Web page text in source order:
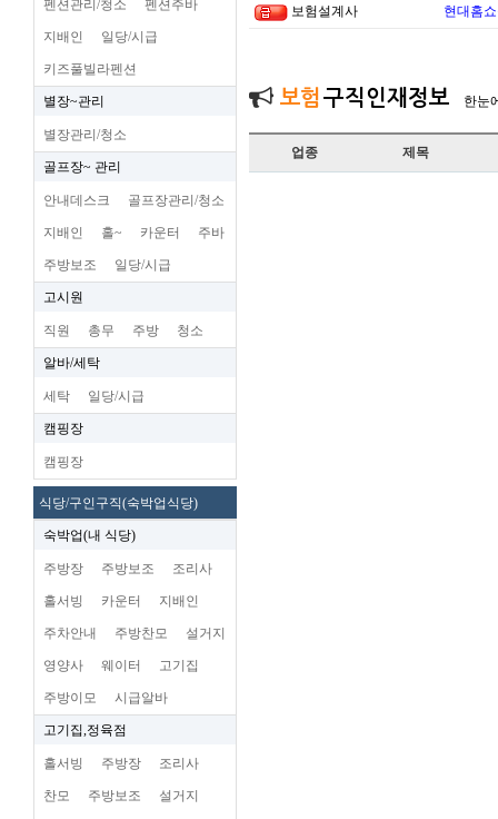
펜션관리/청소 펜션주바
지배인 일당/시급
키즈풀빌라펜션
별장~관리
별장관리/청소
골프장~ 관리
안내데스크 골프장관리/청소
지배인 홀~ 카운터 주바
주방보조 일당/시급
고시원
직원 총무 주방 청소
알바/세탁
세탁 일당/시급
캠핑장
캠핑장
식당/구인구직(숙박업식당)
숙박업(내 식당)
주방장 주방보조 조리사
홀서빙 카운터 지배인
주차안내 주방찬모 설거지
영양사 웨이터 고기집
주방이모 시급알바
고기집,정육점
홀서빙 주방장 조리사
찬모 주방보조 설거지
보험설계사 현대홈
보험 구직인재정보 한눈
업종 제목